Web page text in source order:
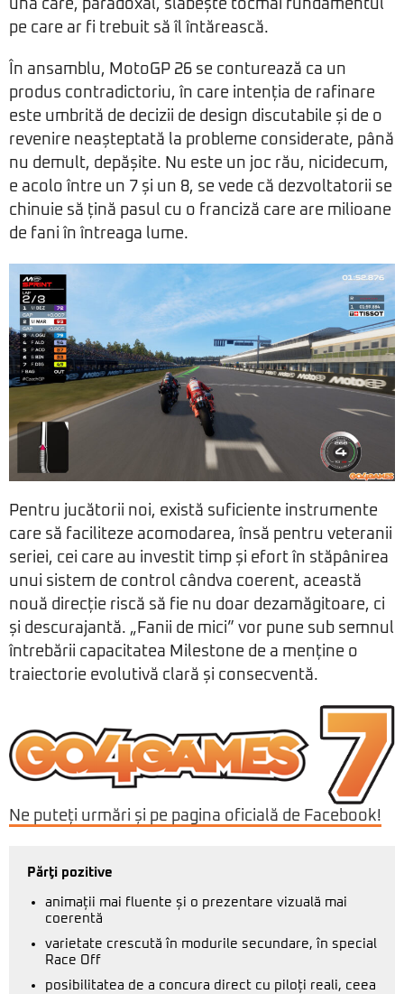
una care, paradoxal, slăbește tocmai fundamentul
pe care ar fi trebuit să îl întărească.
În ansamblu, MotoGP 26 se conturează ca un
produs contradictoriu, în care intenția de rafinare
este umbrită de decizii de design discutabile și de o
revenire neașteptată la probleme considerate, până
nu demult, depășite. Nu este un joc rău, nicidecum,
e acolo între un 7 și un 8, se vede că dezvoltatorii se
chinuie să țină pasul cu o franciză care are milioane
de fani în întreaga lume.
Pentru jucătorii noi, există suficiente instrumente
care să faciliteze acomodarea, însă pentru veteranii
seriei, cei care au investit timp și efort în stăpânirea
unui sistem de control cândva coerent, această
nouă direcție riscă să fie nu doar dezamăgitoare, ci
și descurajantă. „Fanii de mici” vor pune sub semnul
întrebării capacitatea Milestone de a menține o
traiectorie evolutivă clară și consecventă.
Ne puteți urmări și pe pagina oficială de Facebook!
Părţi pozitive
animații mai fluente și o prezentare vizuală mai
coerentă
varietate crescută în modurile secundare, în special
Race Off
posibilitatea de a concura direct cu piloți reali, ceea